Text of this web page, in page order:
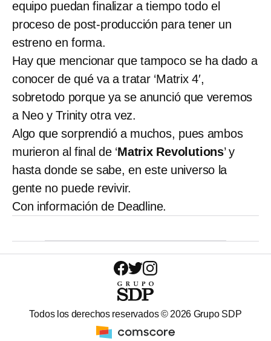
equipo puedan finalizar a tiempo todo el
proceso de post-producción para tener un
estreno en forma.
Hay que mencionar que tampoco se ha dado a
conocer de qué va a tratar ‘Matrix 4′,
sobretodo porque ya se anunció que veremos
a Neo y Trinity otra vez.
Algo que sorprendió a muchos, pues ambos
murieron al final de ‘Matrix Revolutions’ y
hasta donde se sabe, en este universo la
gente no puede revivir.
Con información de Deadline.
Todos los derechos reservados © 2026 Grupo SDP